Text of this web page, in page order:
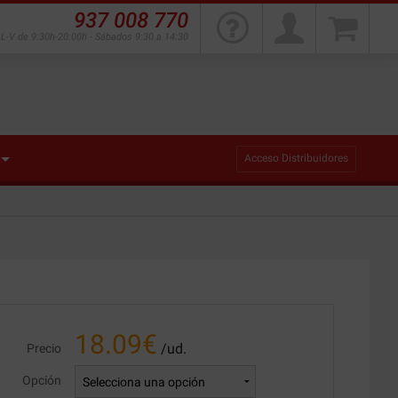
937 008 770
Acceso Distribuidores
Precio 18.09€ /ud.
Opción